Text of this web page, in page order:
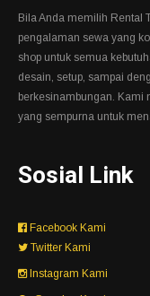
Bila Anda memilih Rental
pengalaman sewa yang
shop untuk semua
desain, setup, sampai
berkesinambungan. Kami
yang sempurna untuk
Sosial Link
Facebook Kami
Twitter Kami
Instagram Kami